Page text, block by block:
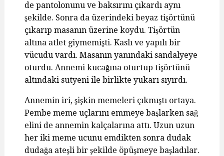
de pantolonunu ve baksırını çıkardı aynı
şekilde. Sonra da üzerindeki beyaz tişörtünü
çıkarıp masanın üzerine koydu. Tişörtün
altına atlet giymemişti. Kaslı ve yapılı bir
vücudu vardı. Masanın yanındaki sandalyeye
oturdu. Annemi kucağına oturtup tişörtünü
altındaki sutyeni ile birlikte yukarı sıyırdı.
Annemin iri, şişkin memeleri çıkmıştı ortaya.
Pembe meme uçlarını emmeye başlarken sağ
elini de annemin kalçalarına attı. Uzun uzun
her iki meme ucunu emdikten sonra dudak
dudağa ateşli bir şekilde öpüşmeye başladılar.